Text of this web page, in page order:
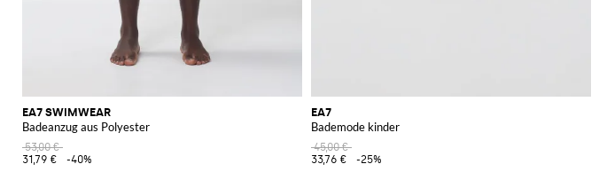
EA7 SWIMWEAR
Badeanzug aus Polyester
53,00 €
31,79 €
-40%
EA7
Bademode kinder
45,00 €
33,76 €
-25%